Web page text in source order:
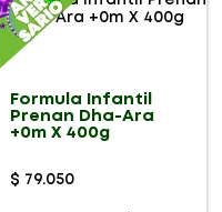
Formula Infantil
Prenan Dha-Ara
+0m X 400g
$ 79.050